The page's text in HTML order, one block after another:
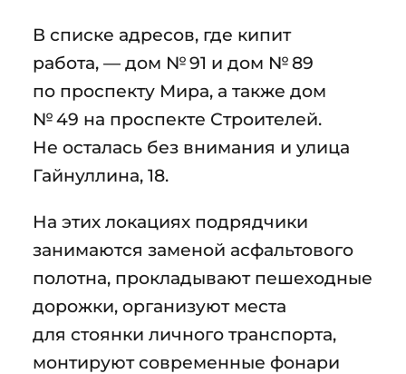
В списке адресов, где кипит
работа, — дом № 91 и дом № 89
по проспекту Мира, а также дом
№ 49 на проспекте Строителей.
Не осталась без внимания и улица
Гайнуллина, 18.
На этих локациях подрядчики
занимаются заменой асфальтового
полотна, прокладывают пешеходные
дорожки, организуют места
для стоянки личного транспорта,
монтируют современные фонари